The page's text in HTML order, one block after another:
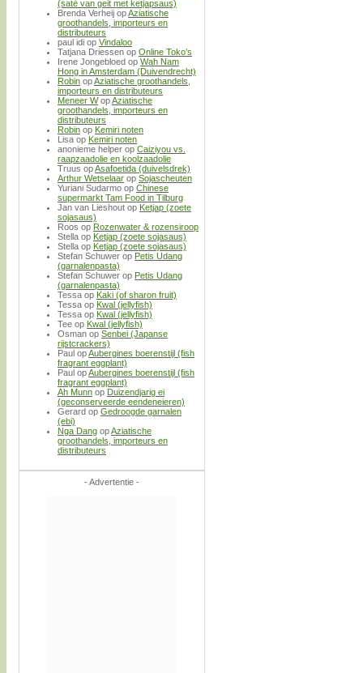
(saté van geit met ketjapsaus)
Brenda Verheij opAziatische
groothandels, importeurs en
distributeurs
paul idi op Vindaloo
Tatjana Driessen op Online Toko’s
Irene Jongebloed op Wah Nam
Hong in Amsterdam (Duivendrecht)
Robin opAziatische groothandels,
importeurs en distributeurs
Meneer WopAziatische
groothandels, importeurs en
distributeurs
Robin op Kemiri noten
Lisa op Kemiri noten
anonieme helper op Caiziyou vs.
raapzaadolie en koolzaadolie
Truus opAsafoetida (duivelsdrek)
Arthur Wetselaar op Sojascheuten
Yuriani Sudarmo op Chinese
supermarkt Tam Food in Tilburg
Jan van Lieshout op Ketjap (zoete
sojasaus)
Roos op Rozenwater & rozensiroop
Stella op Ketjap (zoete sojasaus)
Stella op Ketjap (zoete sojasaus)
Stefan Schuwer op Petis Udang
(garnalenpasta)
Stefan Schuwer op Petis Udang
(garnalenpasta)
Tessa op Kaki (of sharon fruit)
Tessa op Kwal (jellyfish)
Tessa op Kwal (jellyfish)
Tee op Kwal (jellyfish)
Osman op Senbei (Japanse
rijstcrackers)
Paul opAubergines boerenstijl (fish
fragrant eggplant)
Paul opAubergines boerenstijl (fish
fragrant eggplant)
Ah Munn op Duizendjarig ei
(geconserveerde eendeneieren)
Gerard op Gedroogde garnalen
(ebi)
Nga Dang opAziatische
groothandels, importeurs en
distributeurs
- Advertentie -